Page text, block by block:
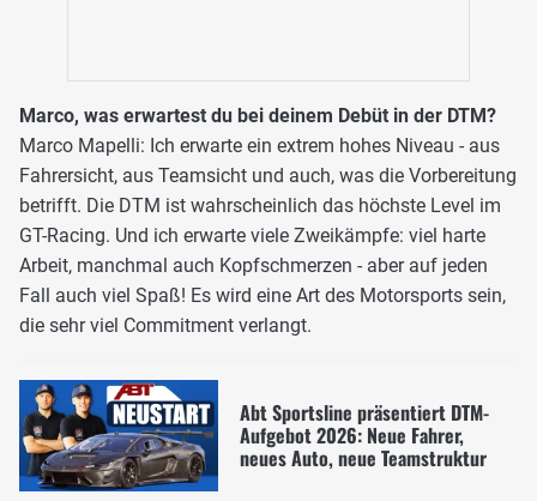
Marco, was erwartest du bei deinem Debüt in der DTM?
Marco Mapelli: Ich erwarte ein extrem hohes Niveau - aus
Fahrersicht, aus Teamsicht und auch, was die Vorbereitung
betrifft. Die DTM ist wahrscheinlich das höchste Level im
GT-Racing. Und ich erwarte viele Zweikämpfe: viel harte
Arbeit, manchmal auch Kopfschmerzen - aber auf jeden
Fall auch viel Spaß! Es wird eine Art des Motorsports sein,
die sehr viel Commitment verlangt.
Abt Sportsline präsentiert DTM-
Aufgebot 2026: Neue Fahrer,
neues Auto, neue Teamstruktur